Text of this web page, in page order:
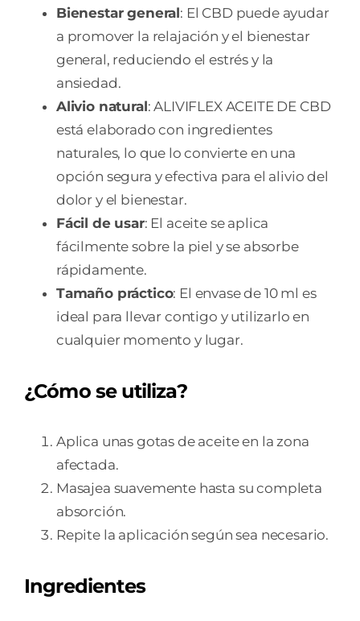
Bienestar general: El CBD puede ayudar
a promover la relajación y el bienestar
general, reduciendo el estrés y la
ansiedad.
Alivio natural: ALIVIFLEX ACEITE DE CBD
está elaborado con ingredientes
naturales, lo que lo convierte en una
opción segura y efectiva para el alivio del
dolor y el bienestar.
Fácil de usar: El aceite se aplica
fácilmente sobre la piel y se absorbe
rápidamente.
Tamaño práctico: El envase de 10 ml es
ideal para llevar contigo y utilizarlo en
cualquier momento y lugar.
¿Cómo se utiliza?
Aplica unas gotas de aceite en la zona
afectada.
Masajea suavemente hasta su completa
absorción.
Repite la aplicación según sea necesario.
Ingredientes